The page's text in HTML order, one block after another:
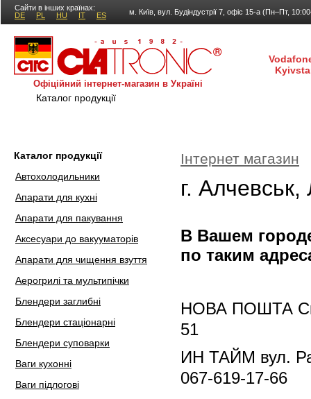
Сайти в інших країнах:
DE
PL HU IT ES м. Київ, вул. Будіндустрії 7, офіс 15-а (Пн–Пт,
Офіційний інтернет-магазин в Україні
Каталог продукції
Каталог продукції
Автохолодильники
Апарати для кухні
Апарати для пакування
Аксесуари до вакууматорів
Апарати для чищення взуття
Аерогрилі та мультипічки
Блендери заглибні
Блендери стаціонарні
Блендери суповарки
Ваги кухонні
Ваги підлогові
Інтернет магазин
г. Алчевськ,
В Вашем
по таким
НОВА ПОШТА
51
ИН ТАЙМ вул.
067-619-17-66